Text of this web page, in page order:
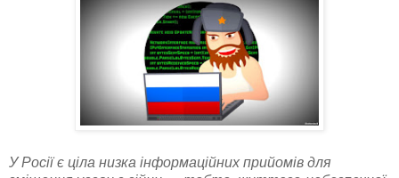
У Росії є ціла низка інформаційних прийомів для